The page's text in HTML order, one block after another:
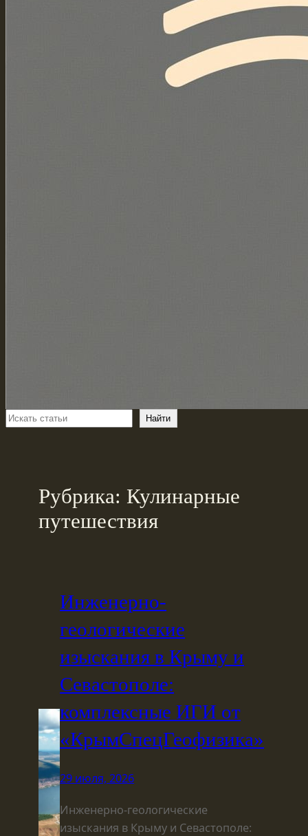
Поиск Найти
Рубрика: Кулинарные
путешествия
Инженерно-
геологические
изыскания в Крыму и
Севастополе:
комплексные ИГИ от
«КрымСпецГеофизика»
29 июля, 2026
Инженерно-геологические
изыскания в Крыму и Севастополе: